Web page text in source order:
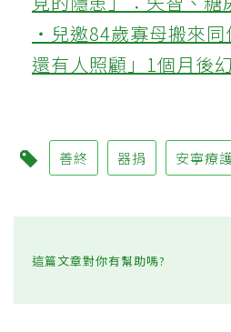
‧兒邀84歲寡母搬來同
還有人照顧」1個月後
善終 器捐 安寧療
這篇文章對你有幫助嗎?